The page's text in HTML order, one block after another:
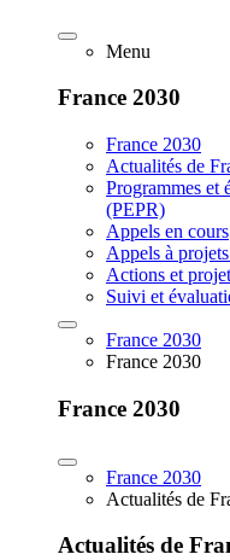
Menu
France 2030
France 2030
Actualités de
Programmes et
(PEPR)
Appels en cours
Appels à
Actions et
Suivi et
France 2030
France 2030
France 2030
France 2030
Actualités de
Actualités de